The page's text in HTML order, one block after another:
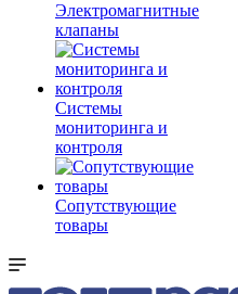
Электромагнитные
клапаны
Системы
мониторинга и
контроля
Сопутствующие
товары